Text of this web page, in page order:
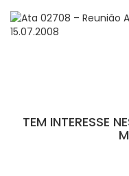
TEM INTERESSE